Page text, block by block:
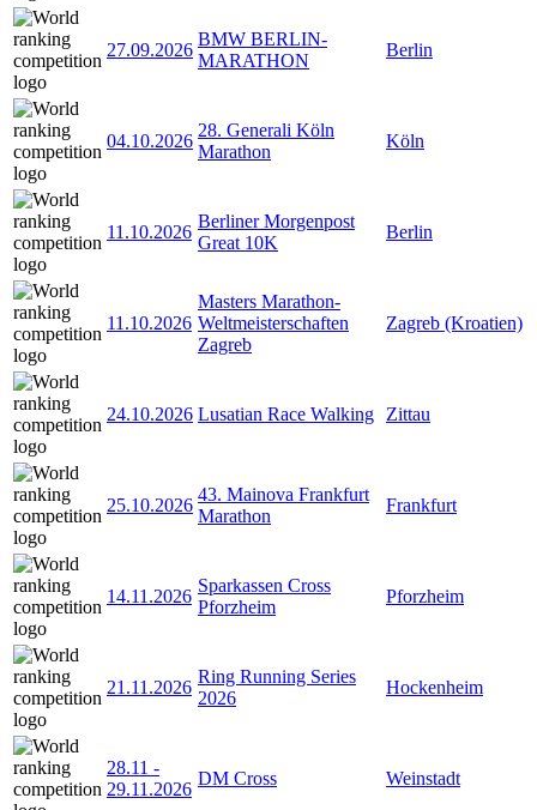
27.09.2026
BMW BERLIN-
MARATHON
Berlin
04.10.2026
28. Generali Köln
Marathon
Köln
11.10.2026
Berliner Morgenpost
Great 10K
Berlin
11.10.2026
Masters Marathon-
Weltmeisterschaften
Zagreb
Zagreb (Kroatien)
24.10.2026 Lusatian Race Walking Zittau
25.10.2026
43. Mainova Frankfurt
Marathon
Frankfurt
14.11.2026
Sparkassen Cross
Pforzheim
Pforzheim
21.11.2026
Ring Running Series
2026
Hockenheim
28.11 -
29.11.2026
DM Cross Weinstadt